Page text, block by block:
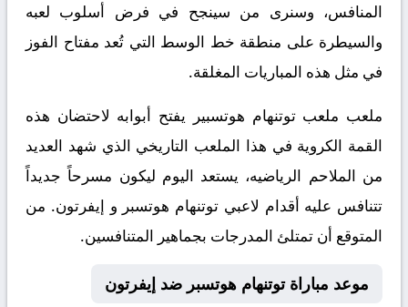
المنافس، وسنرى من سينجح في فرض أسلوب لعبه
والسيطرة على منطقة خط الوسط التي تُعد مفتاح الفوز
في مثل هذه المباريات المغلقة.
ملعب ملعب توتنهام هوتسبير يفتح أبوابه لاحتضان هذه
القمة الكروية في هذا الملعب التاريخي الذي شهد العديد
من الملاحم الرياضيه، يستعد اليوم ليكون مسرحاً جديداً
تتنافس عليه أقدام لاعبي توتنهام هوتسبر و إيفرتون. من
المتوقع أن تمتلئ المدرجات بجماهير المتنافسين.
موعد مباراة توتنهام هوتسبر ضد إيفرتون